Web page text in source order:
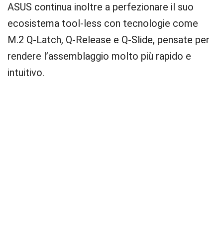
ASUS continua inoltre a perfezionare il suo
ecosistema tool-less con tecnologie come
M.2 Q-Latch, Q-Release e Q-Slide, pensate per
rendere l’assemblaggio molto più rapido e
intuitivo.